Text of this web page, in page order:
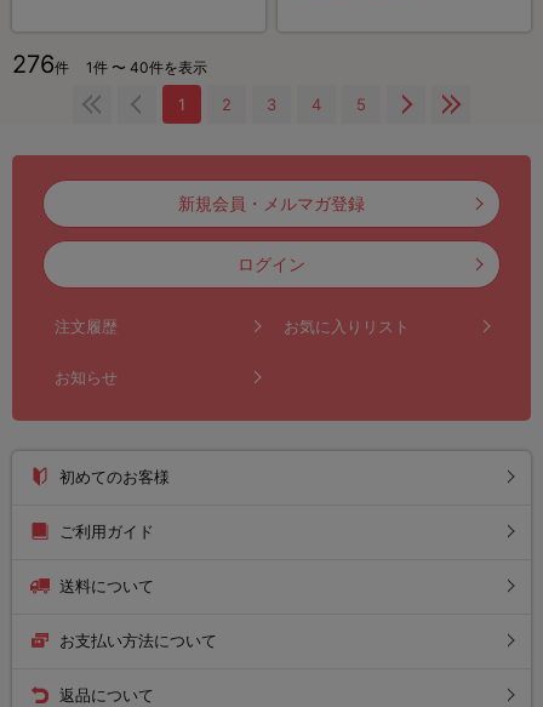
276件 1件 〜 40件を表示
1 2 3 4 5
新規会員・メルマガ登録
ログイン
注文履歴 お気に入りリスト
お知らせ
初めてのお客様
ご利用ガイド
送料について
お支払い方法について
返品について